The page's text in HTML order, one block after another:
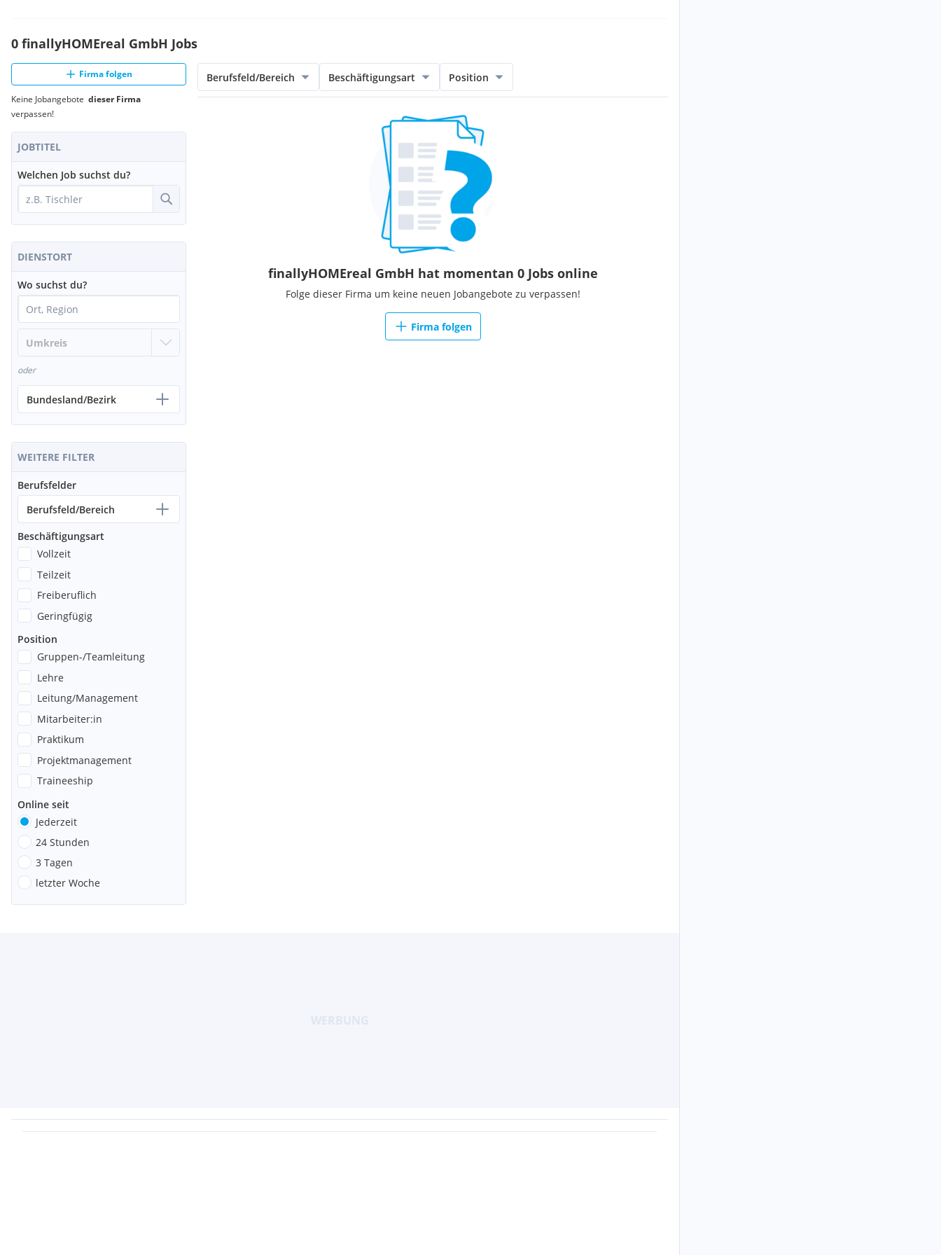
0 finallyHOMEreal GmbH Jobs
Firma folgen
Keine Jobangebote dieser Firma
verpassen!
JOBTITEL
Welchen Job suchst du?
DIENSTORT
Wo suchst du?
oder
Bundesland/Bezirk
WEITERE FILTER
Berufsfelder
Berufsfeld/Bereich
Beschäftigungsart
Vollzeit
Teilzeit
Freiberuflich
Geringfügig
Position
Gruppen-/Teamleitung
Lehre
Leitung/Management
Mitarbeiter:in
Praktikum
Projektmanagement
Traineeship
Online seit
Jederzeit
24 Stunden
3 Tagen
letzter Woche
Berufsfeld/Bereich Beschäftigungsart Position
finallyHOMEreal GmbH hat momentan 0 Jobs online
Folge dieser Firma um keine neuen Jobangebote zu verpassen!
Firma folgen